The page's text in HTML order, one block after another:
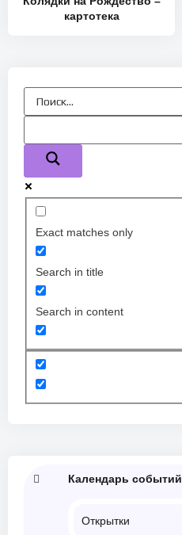
картотека
Exact matches only
Search in title
Search in content
Календарь событий
Открытки